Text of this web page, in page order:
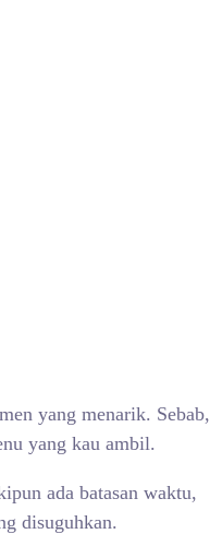
yang menarik. Sebab,
yang kau ambil.
ada batasan waktu,
disuguhkan.